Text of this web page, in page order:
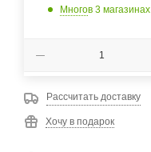
Многов 3 магазинах
Рассчитать доставку
Хочу в подарок